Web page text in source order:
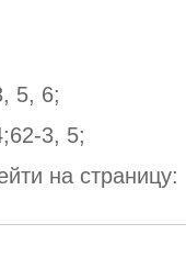
5, 6;
3, 5;
на страницу: